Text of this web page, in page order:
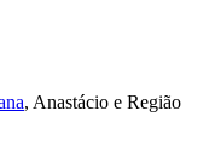
, Anastácio e Região